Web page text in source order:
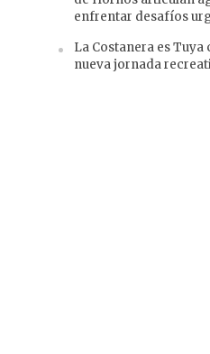
enfrentar desafíos
La Costanera es
nueva jornada